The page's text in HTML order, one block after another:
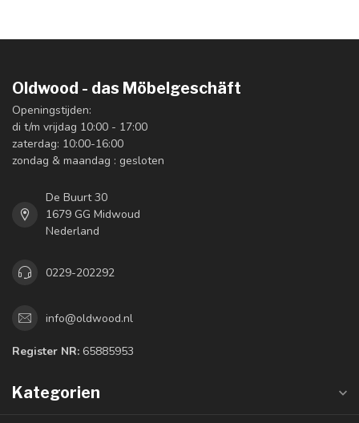
Oldwood - das Möbelgeschäft
Openingstijden:
di t/m vrijdag 10:00 - 17:00
zaterdag: 10:00-16:00
zondag & maandag : gesloten
De Buurt 30
1679 GG Midwoud
Nederland
0229-202292
info@oldwood.nl
Register NR: 65885953
Kategorien